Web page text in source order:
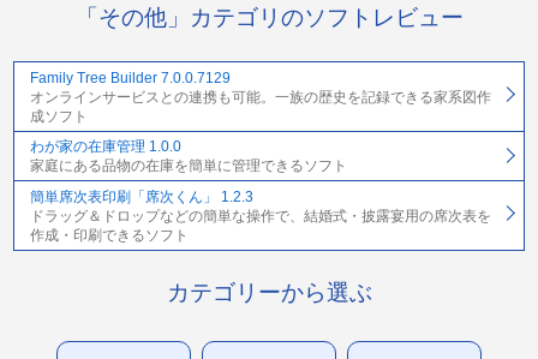
「その他」カテゴリのソフトレビュー
Family Tree Builder 7.0.0.7129
オンラインサービスとの連携も可能。一族の歴史を記録できる家系図作
成ソフト
わが家の在庫管理 1.0.0
家庭にある品物の在庫を簡単に管理できるソフト
簡単席次表印刷「席次くん」 1.2.3
ドラッグ＆ドロップなどの簡単な操作で、結婚式・披露宴用の席次表を
作成・印刷できるソフト
カテゴリーから選ぶ